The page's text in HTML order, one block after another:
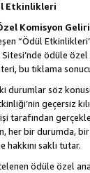
Etkinlikleri
Komisyon Geliri
“Ödül
ödüle
bu tıklama
durumlar söz
geçersiz
tarafından
her bir durumda,
hakkını saklı tutar.
ödüle özel